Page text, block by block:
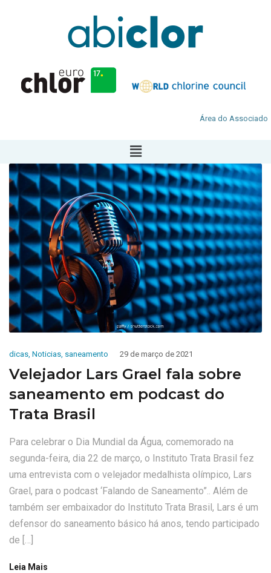
Área do Associado
dicas, Noticias, saneamento 29 de março de 2021
Velejador Lars Grael fala sobre
saneamento em podcast do
Trata Brasil
Para celebrar o Dia Mundial da Água, comemorado na
segunda-feira, dia 22 de março, o Instituto Trata Brasil fez
uma entrevista com o velejador medalhista olímpico, Lars
Grael, para o podcast ‘Falando de Saneamento”.. Além de
também ser embaixador do Instituto Trata Brasil, Lars é um
defensor do saneamento básico há anos, tendo participado
de […]
Leia Mais